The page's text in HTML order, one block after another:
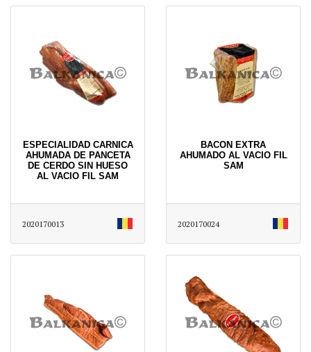
ESPECIALIDAD CARNICA
AHUMADA DE PANCETA
DE CERDO SIN HUESO
AL VACIO FIL SAM
2020170013
BACON EXTRA
AHUMADO AL VACIO FIL
SAM
2020170024